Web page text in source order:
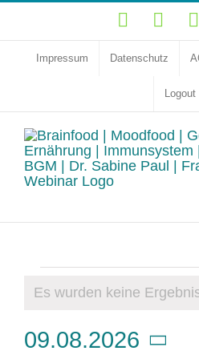
Zum
springen
YouTube
Impressum Datenschutz
Logout
Veranstaltungen
Hinweis
Es wurden keine
09.08.2026